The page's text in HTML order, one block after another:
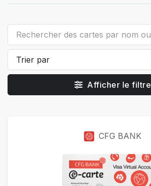
Afficher le filtre
CFG BANK